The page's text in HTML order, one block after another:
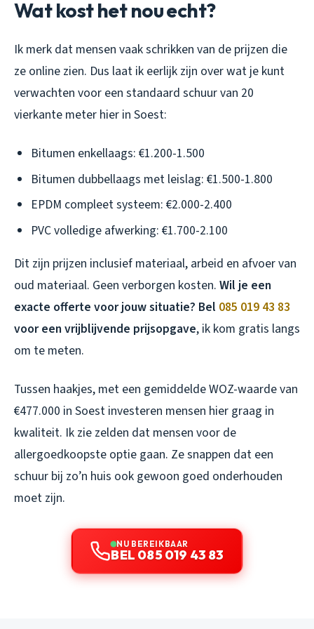
Wat kost het nou echt?
Ik merk dat mensen vaak schrikken van de prijzen die
ze online zien. Dus laat ik eerlijk zijn over wat je kunt
verwachten voor een standaard schuur van 20
vierkante meter hier in Soest:
Bitumen enkellaags: €1.200-1.500
Bitumen dubbellaags met leislag: €1.500-1.800
EPDM compleet systeem: €2.000-2.400
PVC volledige afwerking: €1.700-2.100
Dit zijn prijzen inclusief materiaal, arbeid en afvoer van
oud materiaal. Geen verborgen kosten. Wil je een
exacte offerte voor jouw situatie? Bel 085 019 43 83
voor een vrijblijvende prijsopgave, ik kom gratis langs
om te meten.
Tussen haakjes, met een gemiddelde WOZ-waarde van
€477.000 in Soest investeren mensen hier graag in
kwaliteit. Ik zie zelden dat mensen voor de
allergoedkoopste optie gaan. Ze snappen dat een
schuur bij zo’n huis ook gewoon goed onderhouden
moet zijn.
NU BEREIKBAAR
BEL 085 019 43 83